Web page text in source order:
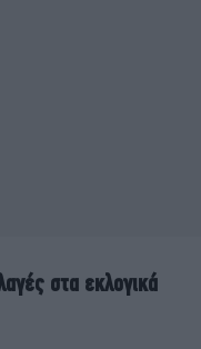
στα εκλογικά